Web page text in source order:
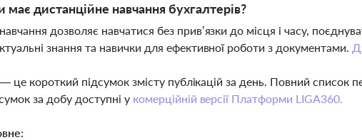
має дистанційне навчання бухгалтерів?
дозволяє навчатися без прив’язки до місця і часу,
знання та навички для ефективної роботи з документами.
це короткий підсумок змісту публікацій за день. Повний список
за добу доступні у комерційній версії Платформи LIGA360.